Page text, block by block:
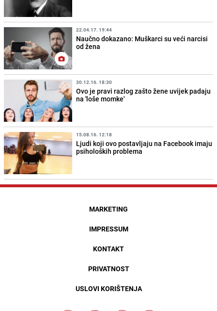
22.04.17. 19:44
Naučno dokazano: Muškarci su veći narcisi
od žena
30.12.16. 18:30
Ovo je pravi razlog zašto žene uvijek padaju
na 'loše momke'
15.08.16. 12:18
Ljudi koji ovo postavljaju na Facebook imaju
psiholoških problema
MARKETING
IMPRESSUM
KONTAKT
PRIVATNOST
USLOVI KORIŠTENJA